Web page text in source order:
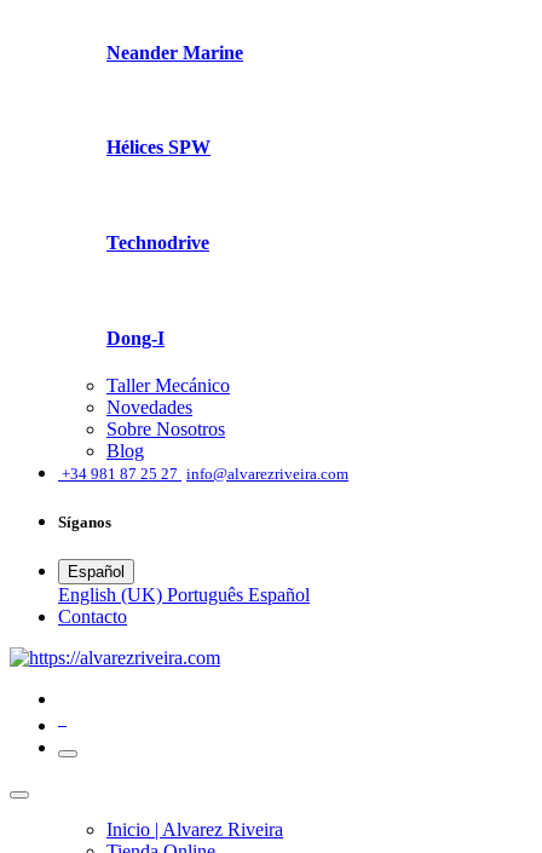
Neander Marine
Hélices SPW
Technodrive
Dong-I
Taller Mecánico
Novedades
Sobre Nosotros
Blog
+34 981 87 25 27 info@alvarezriveira.com
Síganos
Español
English (UK) Português Español
​Contacto
Inicio | Alvarez Riveira